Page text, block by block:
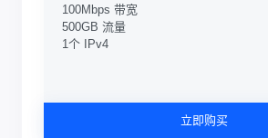
100Mbps 带宽
500GB 流量
1个 IPv4
立即购买